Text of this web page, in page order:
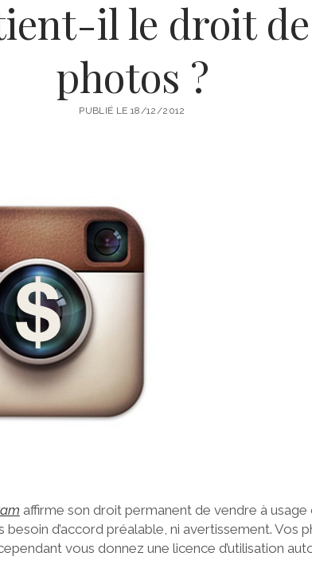
il le droit
photos ?
PUBLIÉ LE 18/12/2012
affirme son droit permanent de vendre à
besoin d’accord préalable, ni avertissement. Vos
cependant vous donnez une licence d’utilisation